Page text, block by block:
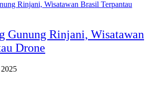
Gunung Rinjani, Wisatawan
Drone